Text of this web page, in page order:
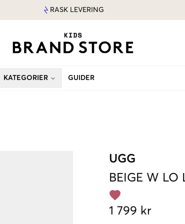
RASK LEVERING
KATEGORIER GUIDER
UGG
BEIGE W LO
1 799 kr